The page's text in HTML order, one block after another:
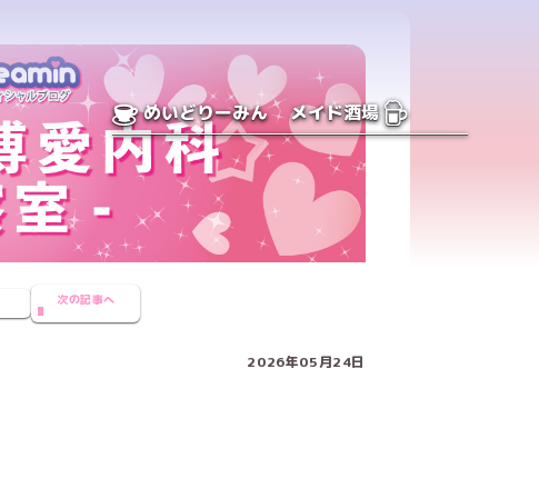
めいどりーみん メイド酒場
次の記事へ
2026年05月24日